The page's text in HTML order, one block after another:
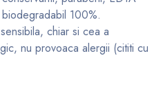
100%.
chiar si cea a
nu provoaca alergii (cititi cu